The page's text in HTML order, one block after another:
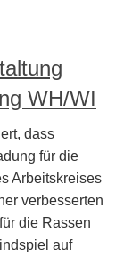
WH/WI
dass
für die
Arbeitskreises
verbesserten
die Rassen
auf